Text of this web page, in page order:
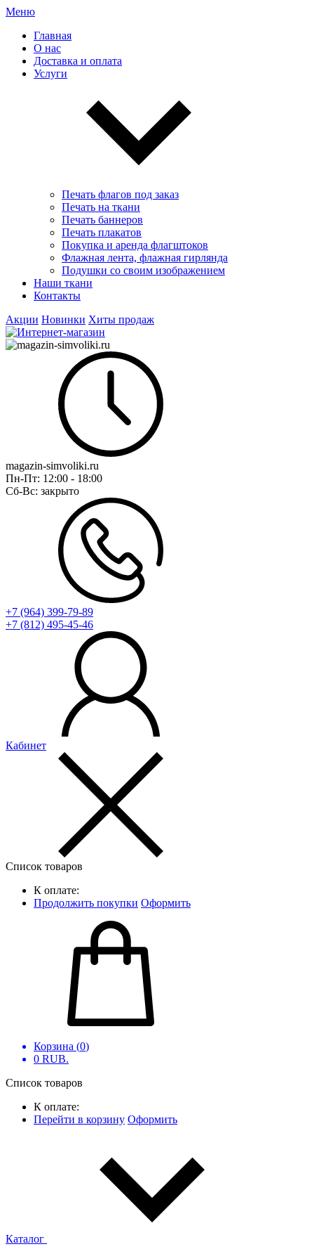
Меню
Главная
О нас
Доставка и оплата
Услуги
Печать флагов под заказ
Печать на ткани
Печать баннеров
Печать плакатов
Покупка и аренда флагштоков
Флажная лента, флажная гирлянда
Подушки со своим изображением
Наши ткани
Контакты
Акции Новинки Хиты продаж
magazin-simvoliki.ru
Пн-Пт: 12:00 - 18:00
Сб-Вс: закрыто
+7 (964) 399-79-89
+7 (812) 495-45-46
Кабинет
Список товаров
К оплате:
Продолжить покупки Оформить
Корзина (0)
0 RUB.
Список товаров
К оплате:
Перейти в корзину Оформить
Каталог